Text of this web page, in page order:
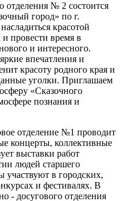
отделения № 2 состоится
город» по г.
красотой
провести время в
и интересного.
впечатления и
красоту родного края и
уголки. Приглашаем
«Сказочного
познания и
отделение №1 проводит
концерты, коллективные
выставки работ
людей старшего
участвуют в городских,
и фестивалях. В
- досугового отделения